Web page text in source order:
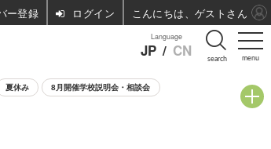
menu
Language
JP / CN search
夏休み 8月開催学校説明会・相談会
ログイン こんにちは、ゲストさん